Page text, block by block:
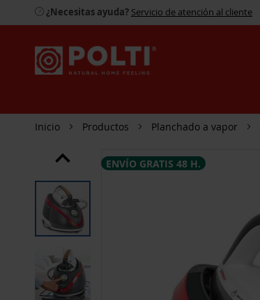
¿Necesitas ayuda? Servicio de atención al cliente
Inicio Productos Planchado a vapor
SALTAR
FINAL
DE
LA
GALERÍA
DE
IMÁGENES
ENVÍO GRATIS 48 H.